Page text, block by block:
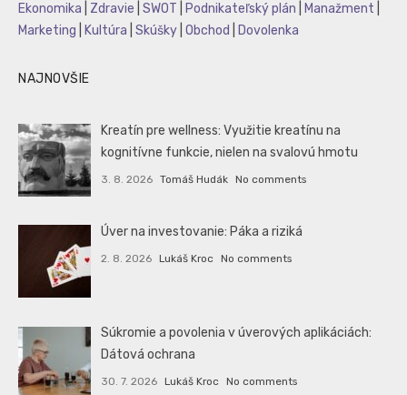
Ekonomika
Zdravie SWOT Podnikateľský plán Manažment
Marketing
Kultúra Skúšky Obchod Dovolenka
NAJNOVŠIE
Kreatín pre wellness: Využitie kreatínu na
kognitívne funkcie, nielen na svalovú hmotu
3. 8. 2026 Tomáš Hudák No comments
Úver na investovanie: Páka a riziká
2. 8. 2026 Lukáš Kroc No comments
Súkromie a povolenia v úverových aplikáciách:
Dátová ochrana
30. 7. 2026 Lukáš Kroc No comments